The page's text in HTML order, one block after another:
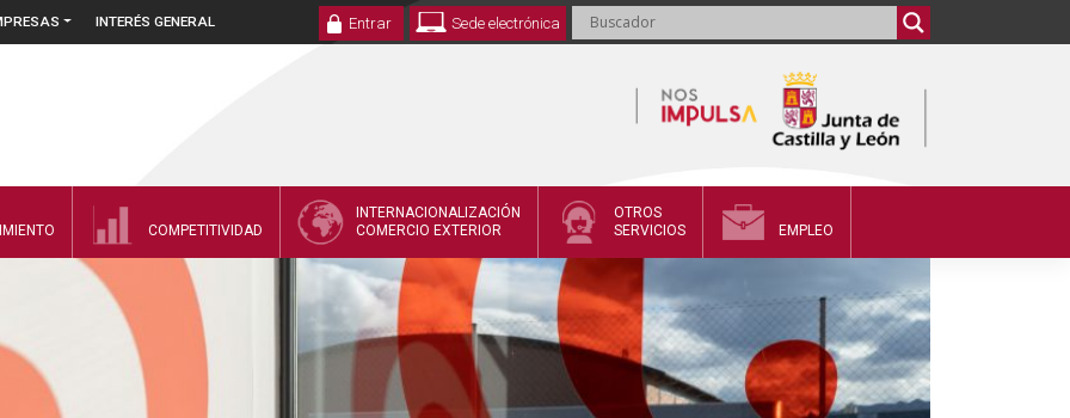
INTERÉS GENERAL Entrar Sede electrónica
COMPETITIVIDAD
INTERNACIONALIZACIÓN
COMERCIO EXTERIOR
OTROS
SERVICIOS
EMPLEO